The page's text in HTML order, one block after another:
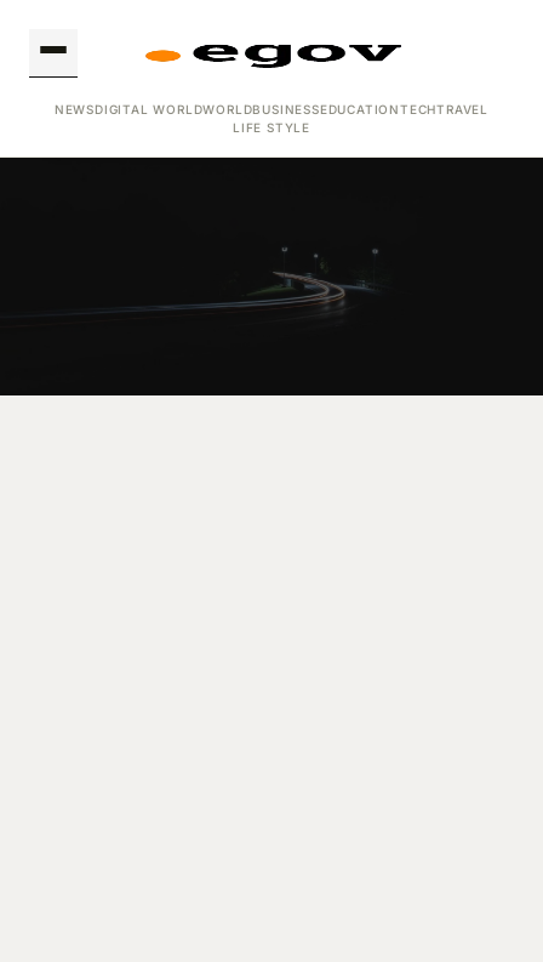
NEWSDIGITAL WORLDWORLDBUSINESSEDUCATIONTECHTRAVEL
LIFE STYLE